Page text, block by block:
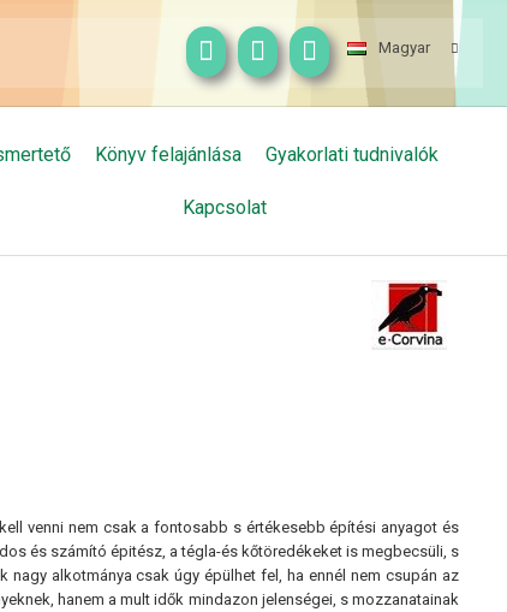
Magyar
Könyv felajánlása Gyakorlati tudnivalók
Kapcsolat
venni nem csak a fontosabb s értékesebb építési anyagot és
és számító épitész, a tégla-és kőtöredékeket is megbecsüli, s
nagy alkotmánya csak úgy épülhet fel, ha ennél nem csupán az
hanem a mult idők mindazon jelenségei, s mozzanatainak